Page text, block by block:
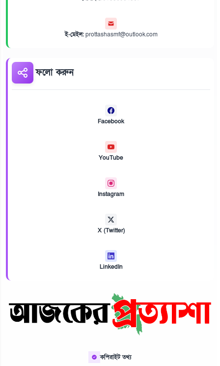
ই-মেইল:prottashasmf@outlook.com
ফলো করুন
Facebook
YouTube
Instagram
X (Twitter)
LinkedIn
কপিরাইট তথ্য